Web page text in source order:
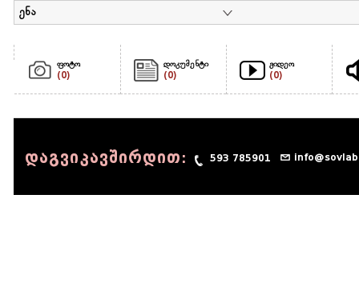
ენა
ფოტო
(0)
დოკუმენტი
(0)
ვიდეო
(0)
დაგვიკავშირდით: 593 785901